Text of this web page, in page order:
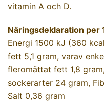
vitamin A och D.
Näringsdeklaration per
Energi 1500 kJ (360
fett 5,1 gram, varav
fleromättat fett 1,8
sockerarter 24 gram,
Salt 0,36 gram